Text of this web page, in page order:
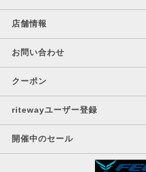
店舗情報
お問い合わせ
クーポン
ritewayユーザー登録
開催中のセール